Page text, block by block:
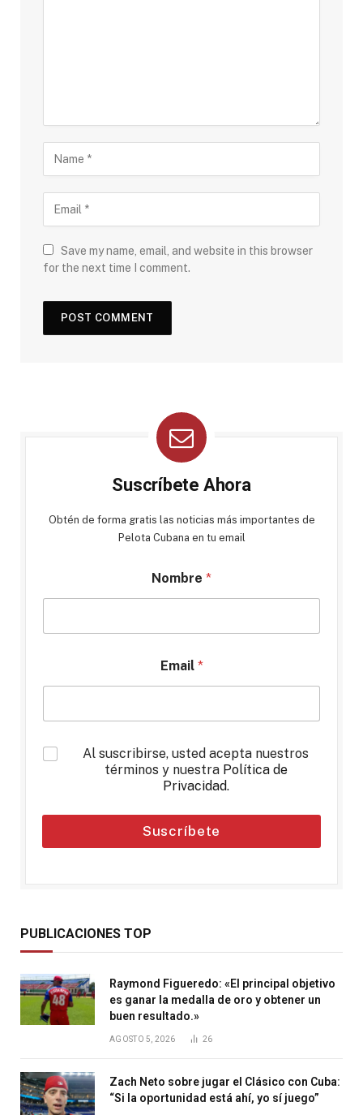
Save my name, email, and website in this browser
for the next time I comment.
Suscríbete Ahora
Obtén de forma gratis las noticias más importantes de
Pelota Cubana en tu email
Nombre *
Email *
*
Al suscribirse, usted acepta nuestros
términos y nuestra Política de
Privacidad.
Suscríbete
PUBLICACIONES TOP
Raymond Figueredo: «El principal objetivo
es ganar la medalla de oro y obtener un
buen resultado.»
AGOSTO 5, 2026 26
Zach Neto sobre jugar el Clásico con Cuba:
“Si la oportunidad está ahí, yo sí juego”